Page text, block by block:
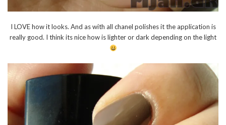
I LOVE how it looks. And as with all chanel polishes it the application is
really good. I think its nice how is lighter or dark depending on the light